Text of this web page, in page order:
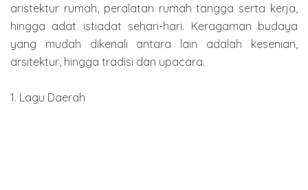
aristektur rumah, peralatan rumah tangga serta kerja,
hingga adat istiadat sehari-hari. Keragaman budaya
yang mudah dikenali antara lain adalah kesenian,
arsitektur, hingga tradisi dan upacara.
1. Lagu Daerah